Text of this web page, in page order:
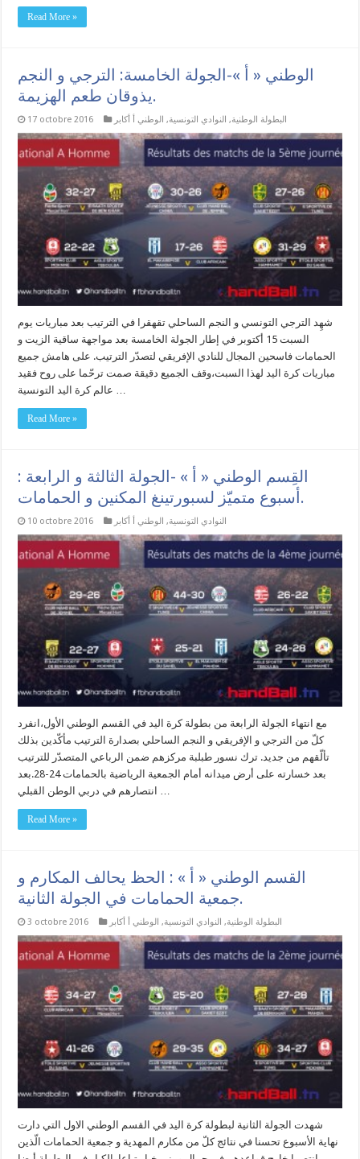
Read More »
الوطني « أ »-الجولة الخامسة: الترجي و النجم
يذوقان طعم الهزيمة.
17 octobre 2016 البطولة الوطنية, النوادي التونسية, الوطني أ أكابر
شهِد الترجي التونسي و النجم الساحلي تقهقرا في الترتيب بعد مباريات يوم
السبت 15 أكتوبر في إطار الجولة الخامسة بعد مواجهة ساقية الزيت و
الحمامات فاسحين المجال للنادي الإفريقي لتصدّر الترتيب. على هامش جميع
مباريات كرة اليد لهذا السبت،وقف الجميع دقيقة صمت ترحّما على روح فقيد
Read More »
القِسم الوطني « أ » -الجولة الثالثة و الرابعة :
أسبوع متميّز لسبورتينغ المكنين و الحمامات.
10 octobre 2016 النوادي التونسية, الوطني أ أكابر
مع انتهاء الجولة الرابعة من بطولة كرة اليد في القسم الوطني الأول،انفرد
كلّ من الترجي و الإفريقي و النجم الساحلي بصدارة الترتيب مأكّدين بذلك
تألّقهم من جديد. ترك نسور طبلبة مركزهم ضمن الرباعي المتصدّر للترتيب
بعد خسارته على أرض ميدانه أمام الجمعية الرياضية بالحمامات 24-28.بعد
انتصارهم في دربي الوطن القبلي …
Read More »
القسم الوطني « أ » : الحظ يحالف المكارم و
جمعية الحمامات في الجولة الثانية.
3 octobre 2016 البطولة الوطنية, النوادي التونسية, الوطني أ أكابر
شهدت الجولة الثانية لبطولة كرة اليد في القسم الوطني الاول التي دارت
نهاية الأسبوع تحسنا في نتائج كلّ من مكارم المهدية و جمعية الحمامات الّذين